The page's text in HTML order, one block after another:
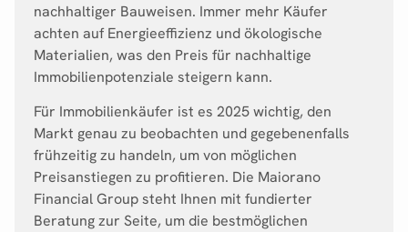
nachhaltiger Bauweisen. Immer mehr Käufer
achten auf Energieeffizienz und ökologische
Materialien, was den Preis für nachhaltige
Immobilienpotenziale steigern kann.
Für Immobilienkäufer ist es 2025 wichtig, den
Markt genau zu beobachten und gegebenenfalls
frühzeitig zu handeln, um von möglichen
Preisanstiegen zu profitieren. Die Maiorano
Financial Group steht Ihnen mit fundierter
Beratung zur Seite, um die bestmöglichen